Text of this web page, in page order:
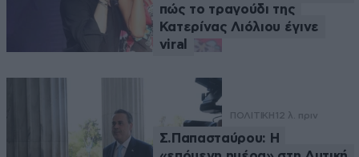
πώς το τραγούδι της
Κατερίνας Λιόλιου έγινε
viral
ΠΟΛΙΤΙΚΗ 12 λ. πριν
Σ.Παπασταύρου: Η